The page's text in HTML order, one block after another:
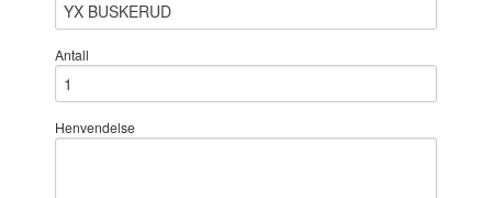
Antall
Henvendelse